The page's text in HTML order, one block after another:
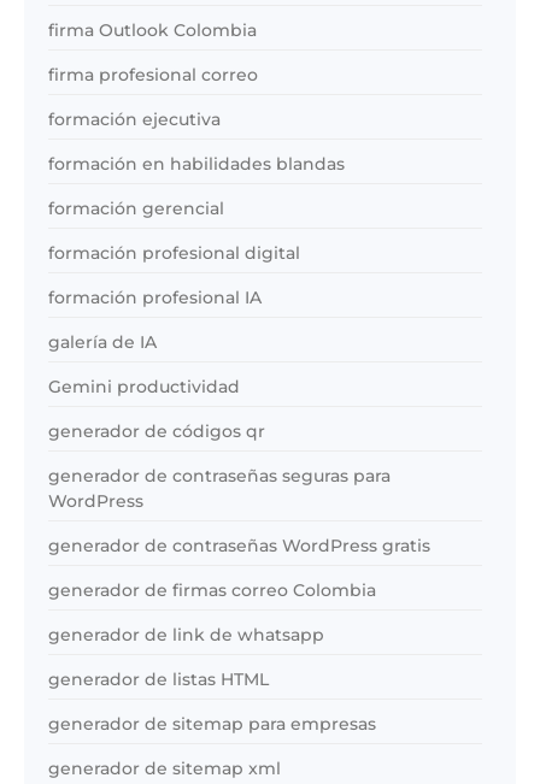
firma Outlook Colombia
firma profesional correo
formación ejecutiva
formación en habilidades blandas
formación gerencial
formación profesional digital
formación profesional IA
galería de IA
Gemini productividad
generador de códigos qr
generador de contraseñas seguras para
WordPress
generador de contraseñas WordPress gratis
generador de firmas correo Colombia
generador de link de whatsapp
generador de listas HTML
generador de sitemap para empresas
generador de sitemap xml